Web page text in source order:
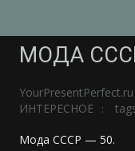
МОДА
YourPresentPerfect.ru
ИНТЕРЕСНОЕ
Мода СССР — 50.